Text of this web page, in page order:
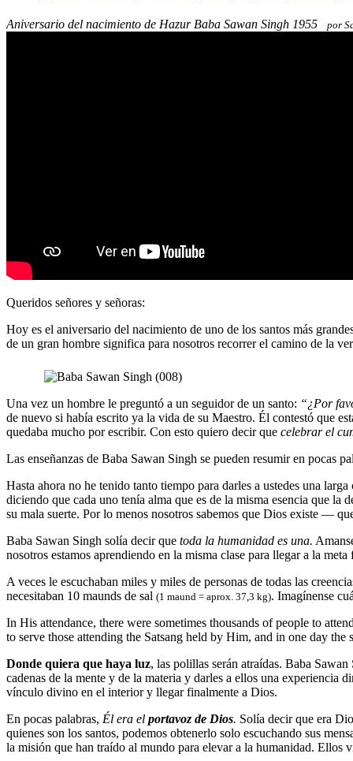
Aniversario del nacimiento de Hazur Baba Sawan Singh 1955 por
Queridos señores y señoras:
Hoy es el aniversario del nacimiento de uno de los santos más
de un gran hombre significa para nosotros recorrer el camino de la
Una vez un hombre le preguntó a un seguidor de un santo: “¿Por
de nuevo si había escrito ya la vida de su Maestro. Él contestó que
quedaba mucho por escribir. Con esto quiero decir que celebrar el
Las enseñanzas de Baba Sawan Singh se pueden resumir en pocas
Hasta ahora no he tenido tanto tiempo para darles a ustedes una
diciendo que cada uno tenía alma que es de la misma esencia que
su mala suerte. Por lo menos nosotros sabemos que Dios existe —
Baba Sawan Singh solía decir que toda la humanidad es una.
nosotros estamos aprendiendo en la misma clase para llegar a la
A veces le escuchaban miles y miles de personas de todas las
necesitaban 10 maunds de sal (1 maund = aprox. 37,3 kg). Imagínense
In His attendance, there were sometimes thousands of people to
to serve those attending the Satsang held by Him, and in one day the
Donde quiera que haya luz, las polillas serán atraídas. Baba
cadenas de la mente y de la materia y darles a ellos una experiencia
vínculo divino en el interior y llegar finalmente a Dios.
En pocas palabras, Él era el portavoz de Dios. Solía decir que era
quienes son los santos, podemos obtenerlo solo escuchando sus
la misión que han traído al mundo para elevar a la humanidad. Ellos